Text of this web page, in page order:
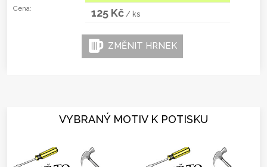
Cena:
125 Kč / ks
ZMĚNIT HRNEK
VYBRANÝ MOTIV K POTISKU